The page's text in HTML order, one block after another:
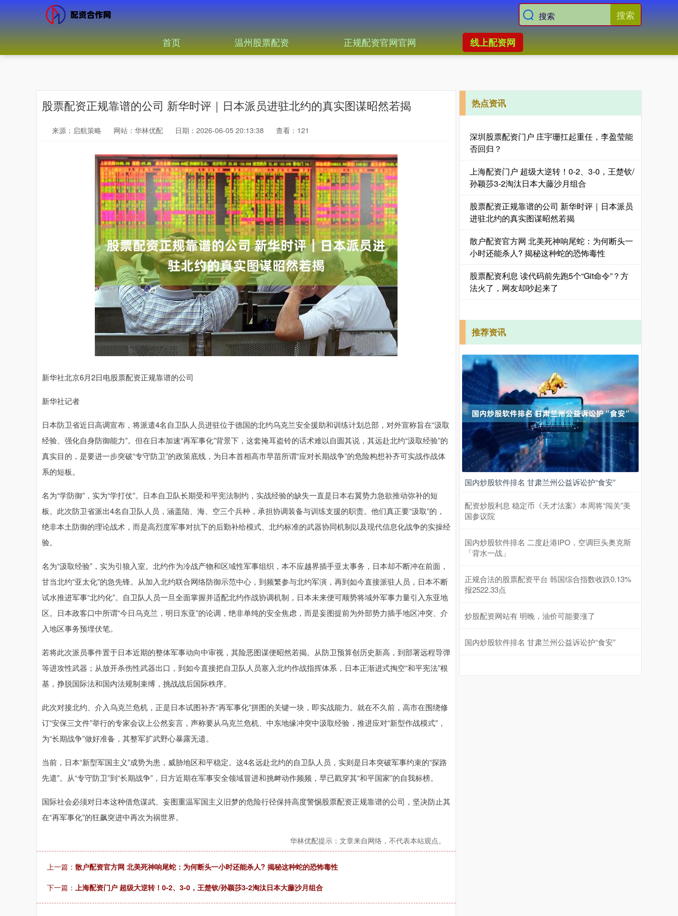
搜索
首页 温州股票配资 正规配资官网官网 线上配资网
股票配资正规靠谱的公司 新华时评｜日本派员进驻北约的真实图谋昭然若揭
来源：启航策略 网站：华林优配 日期：2026-06-05 20:13:38 查看：121
新华社北京6月2日电股票配资正规靠谱的公司
新华社记者
日本防卫省近日高调宣布，将派遣4名自卫队人员进驻位于德国的北约乌克兰安全援助和训练计划总部，对外宣称旨在“汲取
经验、强化自身防御能力”。但在日本加速“再军事化”背景下，这套掩耳盗铃的话术难以自圆其说，其远赴北约“汲取经验”的
真实目的，是要进一步突破“专守防卫”的政策底线，为日本首相高市早苗所谓“应对长期战争”的危险构想补齐可实战作战体
系的短板。
名为“学防御”，实为“学打仗”。日本自卫队长期受和平宪法制约，实战经验的缺失一直是日本右翼势力急欲推动弥补的短
板。此次防卫省派出4名自卫队人员，涵盖陆、海、空三个兵种，承担协调装备与训练支援的职责。他们真正要“汲取”的，
绝非本土防御的理论战术，而是高烈度军事对抗下的后勤补给模式、北约标准的武器协同机制以及现代信息化战争的实操经
验。
名为“汲取经验”，实为引狼入室。北约作为冷战产物和区域性军事组织，本不应越界插手亚太事务，日本却不断冲在前面，
甘当北约“亚太化”的急先锋。从加入北约联合网络防御示范中心，到频繁参与北约军演，再到如今直接派驻人员，日本不断
试水推进军事“北约化”。自卫队人员一旦全面掌握并适配北约作战协调机制，日本未来便可顺势将域外军事力量引入东亚地
区。日本政客口中所谓“今日乌克兰，明日东亚”的论调，绝非单纯的安全焦虑，而是妄图提前为外部势力插手地区冲突、介
入地区事务预埋伏笔。
若将此次派员事件置于日本近期的整体军事动向中审视，其险恶图谋便昭然若揭。从防卫预算创历史新高，到部署远程导弹
等进攻性武器；从放开杀伤性武器出口，到如今直接把自卫队人员塞入北约作战指挥体系，日本正渐进式掏空“和平宪法”根
基，挣脱国际法和国内法规制束缚，挑战战后国际秩序。
此次对接北约、介入乌克兰危机，正是日本试图补齐“再军事化”拼图的关键一块，即实战能力。就在不久前，高市在围绕修
订“安保三文件”举行的专家会议上公然妄言，声称要从乌克兰危机、中东地缘冲突中汲取经验，推进应对“新型作战模式”，
为“长期战争”做好准备，其整军扩武野心暴露无遗。
当前，日本“新型军国主义”成势为患，威胁地区和平稳定。这4名远赴北约的自卫队人员，实则是日本突破军事约束的“探路
先遣”。从“专守防卫”到“长期战争”，日方近期在军事安全领域冒进和挑衅动作频频，早已戳穿其“和平国家”的自我标榜。
国际社会必须对日本这种借危谋武、妄图重温军国主义旧梦的危险行径保持高度警惕股票配资正规靠谱的公司，坚决防止其
在“再军事化”的狂飙突进中再次为祸世界。
华林优配提示：文章来自网络，不代表本站观点。
上一篇： 散户配资官方网 北美死神响尾蛇：为何断头一小时还能杀人? 揭秘这种蛇的恐怖毒性
下一篇： 上海配资门户 超级大逆转！0-2、3-0，王楚钦/孙颖莎3-2淘汰日本大藤沙月组合
热点资讯
深圳股票配资门户 庄宇珊扛起重任，李盈莹能
否回归？
上海配资门户 超级大逆转！0-2、3-0，王楚钦/
孙颖莎3-2淘汰日本大藤沙月组合
股票配资正规靠谱的公司 新华时评｜日本派员
进驻北约的真实图谋昭然若揭
散户配资官方网 北美死神响尾蛇：为何断头一
小时还能杀人? 揭秘这种蛇的恐怖毒性
股票配资利息 读代码前先跑5个“Git命令”？方
法火了，网友却吵起来了
推荐资讯
国内炒股软件排名 甘肃兰州公益诉讼护“食安”
配资炒股利息 稳定币《天才法案》本周将“闯关”美
国参议院
国内炒股软件排名 二度赴港IPO，空调巨头奥克斯
「背水一战」
正规合法的股票配资平台 韩国综合指数收跌0.13%
报2522.33点
炒股配资网站有 明晚，油价可能要涨了
国内炒股软件排名 甘肃兰州公益诉讼护“食安”